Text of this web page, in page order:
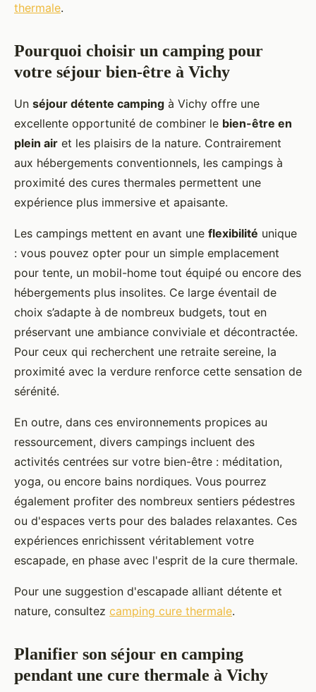
thermale.
Pourquoi choisir un camping pour
votre séjour bien-être à Vichy
Un séjour détente camping à Vichy offre une
excellente opportunité de combiner le bien-être en
plein air et les plaisirs de la nature. Contrairement
aux hébergements conventionnels, les campings à
proximité des cures thermales permettent une
expérience plus immersive et apaisante.
Les campings mettent en avant une flexibilité unique
: vous pouvez opter pour un simple emplacement
pour tente, un mobil-home tout équipé ou encore des
hébergements plus insolites. Ce large éventail de
choix s’adapte à de nombreux budgets, tout en
préservant une ambiance conviviale et décontractée.
Pour ceux qui recherchent une retraite sereine, la
proximité avec la verdure renforce cette sensation de
sérénité.
En outre, dans ces environnements propices au
ressourcement, divers campings incluent des
activités centrées sur votre bien-être : méditation,
yoga, ou encore bains nordiques. Vous pourrez
également profiter des nombreux sentiers pédestres
ou d'espaces verts pour des balades relaxantes. Ces
expériences enrichissent véritablement votre
escapade, en phase avec l'esprit de la cure thermale.
Pour une suggestion d'escapade alliant détente et
nature, consultez camping cure thermale.
Planifier son séjour en camping
pendant une cure thermale à Vichy